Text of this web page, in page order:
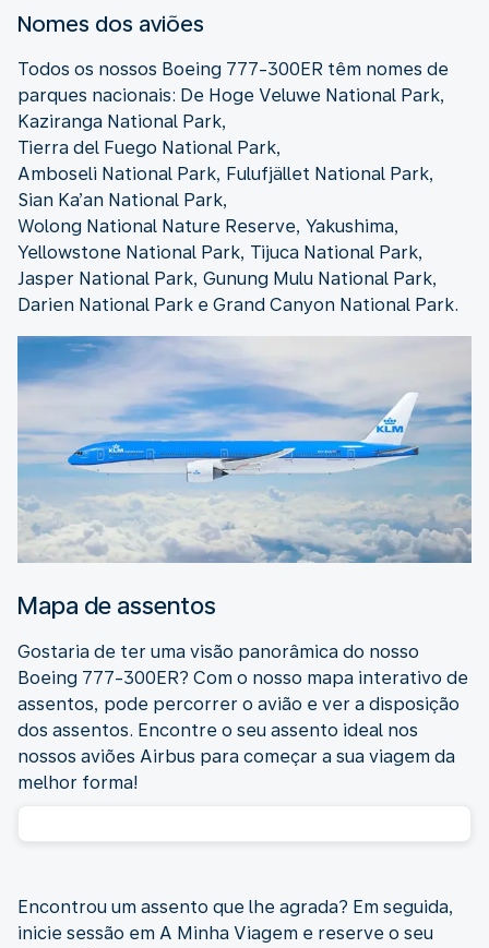
Nomes dos aviões
Todos os nossos Boeing 777-300ER têm nomes de
parques nacionais: De Hoge Veluwe National Park,
Kaziranga National Park,
Tierra del Fuego National Park,
Amboseli National Park, Fulufjället National Park,
Sian Ka’an National Park,
Wolong National Nature Reserve, Yakushima,
Yellowstone National Park, Tijuca National Park,
Jasper National Park, Gunung Mulu National Park,
Darien National Park e Grand Canyon National Park.
Mapa de assentos
Gostaria de ter uma visão panorâmica do nosso
Boeing 777-300ER? Com o nosso mapa interativo de
assentos, pode percorrer o avião e ver a disposição
dos assentos. Encontre o seu assento ideal nos
nossos aviões Airbus para começar a sua viagem da
melhor forma!
Encontrou um assento que lhe agrada? Em seguida,
inicie sessão em A Minha Viagem e reserve o seu